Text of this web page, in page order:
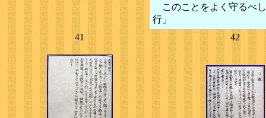
このことをよく守る
行」
41
42